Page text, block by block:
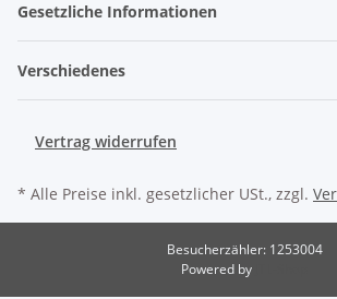
Gesetzliche Informationen
Verschiedenes
Vertrag widerrufen
* Alle Preise inkl. gesetzlicher USt., zzgl.
Besucherzähler: 1253004
Powered by